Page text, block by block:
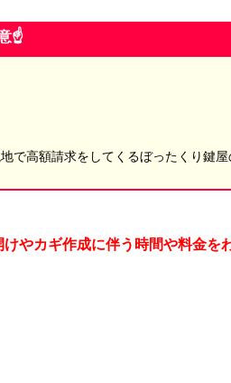
☝️
で高額請求をしてくるぼったくり鍵
けやカギ作成に伴う時間や料金を